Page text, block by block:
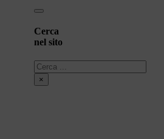
Cerca
nel sito
Cerca
×